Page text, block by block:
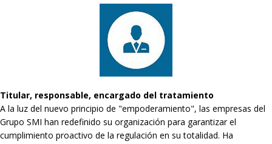
Titular, responsable, encargado del tratamiento
A la luz del nuevo principio de "empoderamiento", las empresas del
Grupo SMI han redefinido su organización para garantizar el
cumplimiento proactivo de la regulación en su totalidad. Ha